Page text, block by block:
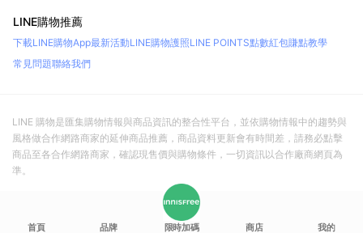
LINE購物推薦
下載LINE購物App最新活動LINE購物護照LINE POINTS點數紅包賺點教學
常見問題聯絡我們
LINE 購物是匯集購物情報與商品資訊的整合性平台，並依購物情報中的趨勢與
風格做合作網路商家的延伸商品推薦，商品資料更新會有時間差，請務必點擊
商品至各合作網路商家，確認現售價與購物條件，一切資訊以合作廠商網頁為
準。
首頁 品牌 限時加碼 商店 我的